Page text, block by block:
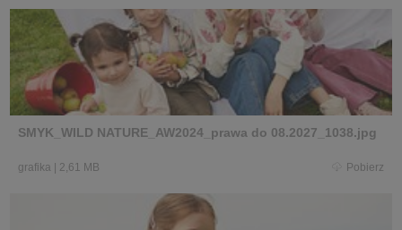
SMYK_WILD NATURE_AW2024_prawa do 08.2027_1038.jpg
grafika 2,61 MB Pobierz